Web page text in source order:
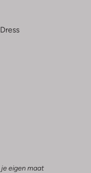
eigen maat